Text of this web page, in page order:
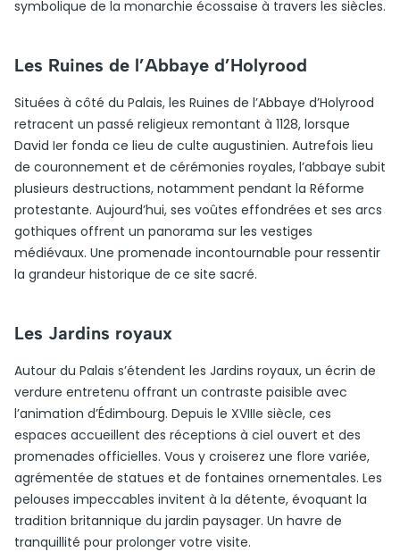
symbolique de la monarchie écossaise à travers les siècles.
Les Ruines de l’Abbaye d’Holyrood
Situées à côté du Palais, les Ruines de l’Abbaye d’Holyrood
retracent un passé religieux remontant à 1128, lorsque
David Ier fonda ce lieu de culte augustinien. Autrefois lieu
de couronnement et de cérémonies royales, l’abbaye subit
plusieurs destructions, notamment pendant la Réforme
protestante. Aujourd’hui, ses voûtes effondrées et ses arcs
gothiques offrent un panorama sur les vestiges
médiévaux. Une promenade incontournable pour ressentir
la grandeur historique de ce site sacré.
Les Jardins royaux
Autour du Palais s’étendent les Jardins royaux, un écrin de
verdure entretenu offrant un contraste paisible avec
l’animation d’Édimbourg. Depuis le XVIIIe siècle, ces
espaces accueillent des réceptions à ciel ouvert et des
promenades officielles. Vous y croiserez une flore variée,
agrémentée de statues et de fontaines ornementales. Les
pelouses impeccables invitent à la détente, évoquant la
tradition britannique du jardin paysager. Un havre de
tranquillité pour prolonger votre visite.